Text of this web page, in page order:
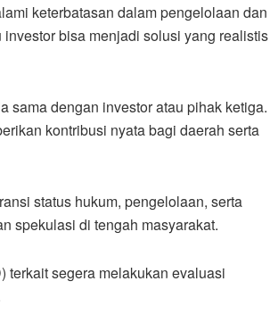
keterbatasan dalam pengelolaan dan
bisa menjadi solusi yang realistis
sama dengan investor atau pihak ketiga.
kontribusi nyata bagi daerah serta
status hukum, pengelolaan, serta
spekulasi di tengah masyarakat.
terkait segera melakukan evaluasi